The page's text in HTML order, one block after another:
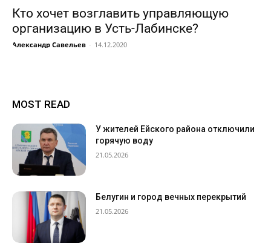
Кто хочет возглавить управляющую
организацию в Усть-Лабинске?
Александр Савельев - 14.12.2020
MOST READ
У жителей Ейского района отключили
горячую воду
21.05.2026
Белугин и город вечных перекрытий
21.05.2026